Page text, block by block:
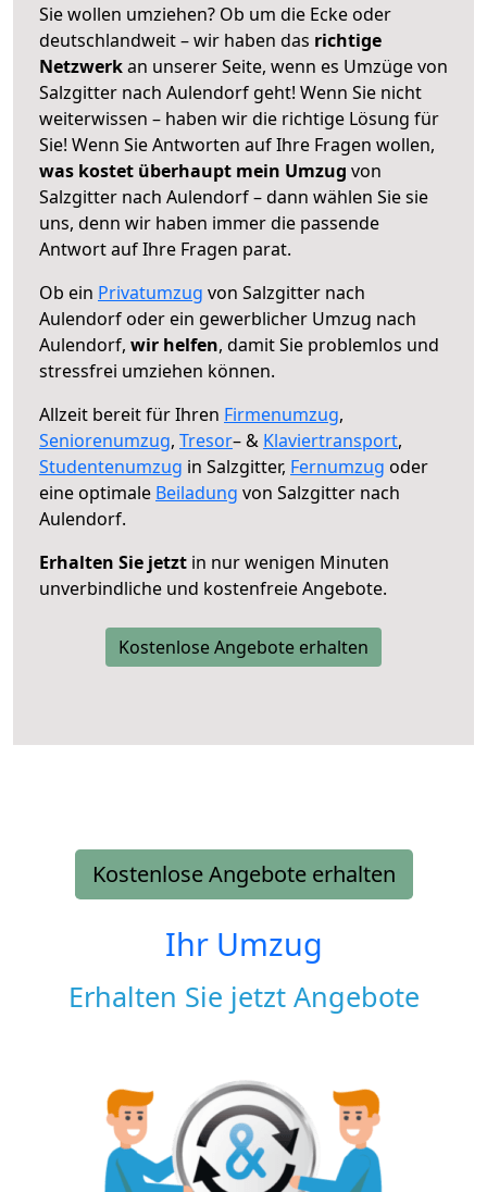
Sie wollen umziehen? Ob um die Ecke oder
deutschlandweit – wir haben das richtige
Netzwerkan unserer Seite, wenn es Umzüge von
Salzgitter nach Aulendorf geht! Wenn Sie nicht
weiterwissen – haben wir die richtige Lösung für
Sie! Wenn Sie Antworten auf Ihre Fragen wollen,
was kostet überhaupt mein Umzug von
Salzgitter nach Aulendorf – dann wählen Sie sie
uns, denn wir haben immer die passende
Antwort auf Ihre Fragen parat.
Ob ein Privatumzug von Salzgitter nach
Aulendorf oder ein gewerblicher Umzug nach
Aulendorf, wir helfen, damit Sie problemlos und
stressfrei umziehen können.
Allzeit bereit für Ihren Firmenumzug,
Seniorenumzug, Tresor– & Klaviertransport,
Studentenumzug in Salzgitter, Fernumzug oder
eine optimale Beiladung von Salzgitter nach
Aulendorf.
Erhalten Sie jetzt in nur wenigen Minuten
unverbindliche und kostenfreie Angebote.
Kostenlose Angebote erhalten
Kostenlose Angebote erhalten
Ihr Umzug
Erhalten Sie jetzt Angebote